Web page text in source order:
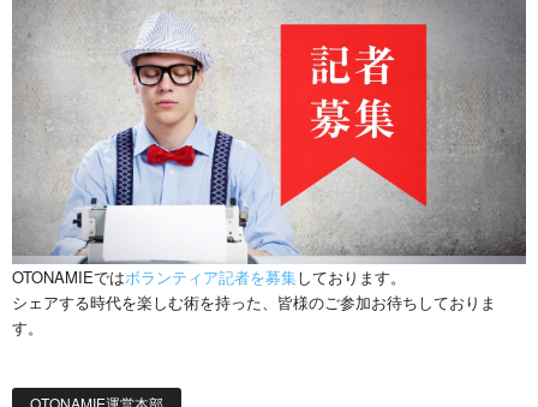
OTONAMIEではボランティア記者を募集しております。
シェアする時代を楽しむ術を持った、皆様のご参加お待ちしておりま
す。
OTONAMIE運営本部